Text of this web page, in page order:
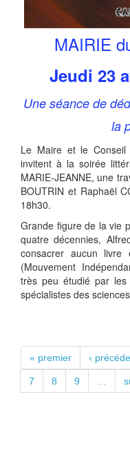
MAIRIE
Jeudi 23
Une séance de
la
Le Maire et le Conseil
invitent à la soirée
MARIE-JEANNE, une
BOUTRIN et Raphaël
18h30.
Grande figure de la vie
quatre décennies,
consacrer aucun
(Mouvement
très peu étudié par les
spécialistes des
PAGES
« premier ‹
7 8 9